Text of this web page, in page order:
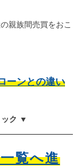
親族間売買をおこ
ーンとの違い
ック ▼
覧へ進